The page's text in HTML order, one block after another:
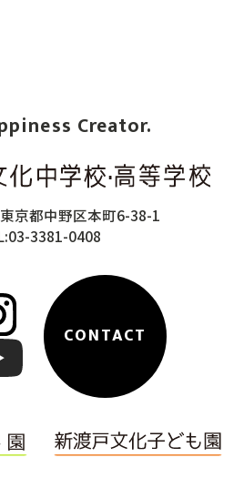
Creator.
京都中野区本町6-38-1
3381-0408
CONTACT